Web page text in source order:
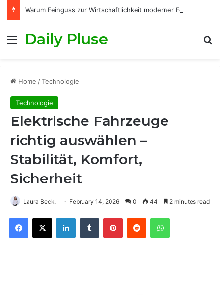
Menu
Daily Pluse
Home /Technologie
Technologie
Elektrische Fahrzeuge
richtig auswählen –
Stabilität, Komfort,
Sicherheit
Laura Beck, February 14, 2026 0 44 2 minutes read